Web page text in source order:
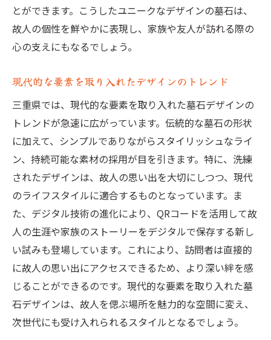
自然素材がもたらす温かみと調和
地域の素材を活かした持続可能なデザイン
自然の美しさを引き立てるデザイン手法
故人の生前の趣味を反映する墓石建設三重県の
挑戦
故人の趣味を象徴するデザインのアイデア
生前の活動を思い出させるデザインの工夫
個性的な墓石デザインの提案
趣味を通じて故人を偲ぶ方法
趣味と地域の特性を融合させたデザイン
デザインにこめる生前の思い出
家族の絆を刻む三重県でのオリジナル墓石デザ
イン
家族の歴史をデザインに込める方法
絆を象徴するデザインアイデア
メッセージを刻むことで感じる温かさ
とができます。こうしたユニークなデザインの墓石は、
故人の個性を鮮やかに表現し、家族や友人が訪れる際の
心の支えにもなるでしょう。
現代的な要素を取り入れたデザインのトレンド
三重県では、現代的な要素を取り入れた墓石デザインの
トレンドが急速に広がっています。伝統的な墓石の形状
に加えて、シンプルでありながらスタイリッシュなライ
ン、持続可能な素材の採用が目を引きます。特に、洗練
されたデザインは、故人の思い出を大切にしつつ、現代
のライフスタイルに適合するものとなっています。ま
た、デジタル技術の進化により、QRコードを活用して故
人の生涯や家族のストーリーをデジタルで保存する新し
い試みも登場しています。これにより、訪問者は直接的
に故人の思い出にアクセスできるため、より深い絆を感
じることができるのです。現代的な要素を取り入れた墓
石デザインは、故人を偲ぶ場所を魅力的な空間に変え、
次世代にも受け入れられるスタイルとなるでしょう。